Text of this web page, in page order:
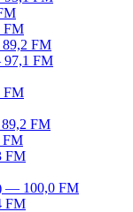
FM
FM
97,1 FM
FM
FM
FM
FM
— 100,0 FM
FM